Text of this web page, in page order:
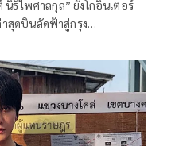
ธิไพศาลกุล” ยังโกอินเตอร์
สุดบินลัดฟ้าสู่กรุง
ก่อน